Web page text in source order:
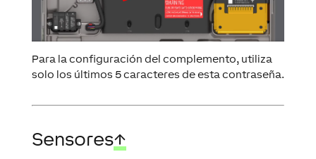
Para la configuración del complemento, utiliza
solo los últimos 5 caracteres de esta contraseña.
Sensores↑